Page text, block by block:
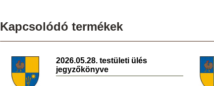
Kapcsolódó termékek
2026.05.28. testületi ülés
jegyzőkönyve